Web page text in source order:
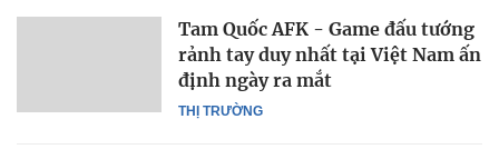
THỊ TRƯỜNG
Tam Quốc AFK - Game đấu tướng
rảnh tay duy nhất tại Việt Nam ấn
định ngày ra mắt